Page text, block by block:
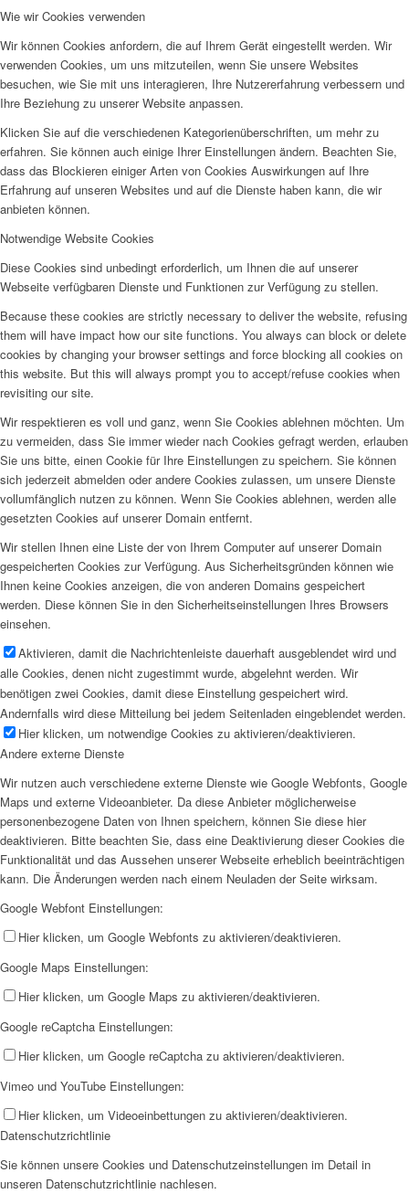
Wie wir Cookies verwenden
Wir können Cookies anfordern, die auf Ihrem Gerät eingestellt werden. Wir
verwenden Cookies, um uns mitzuteilen, wenn Sie unsere Websites
besuchen, wie Sie mit uns interagieren, Ihre Nutzererfahrung verbessern und
Ihre Beziehung zu unserer Website anpassen.
Klicken Sie auf die verschiedenen Kategorienüberschriften, um mehr zu
erfahren. Sie können auch einige Ihrer Einstellungen ändern. Beachten Sie,
dass das Blockieren einiger Arten von Cookies Auswirkungen auf Ihre
Erfahrung auf unseren Websites und auf die Dienste haben kann, die wir
anbieten können.
Notwendige Website Cookies
Diese Cookies sind unbedingt erforderlich, um Ihnen die auf unserer
Webseite verfügbaren Dienste und Funktionen zur Verfügung zu stellen.
Because these cookies are strictly necessary to deliver the website, refusing
them will have impact how our site functions. You always can block or delete
cookies by changing your browser settings and force blocking all cookies on
this website. But this will always prompt you to accept/refuse cookies when
revisiting our site.
Wir respektieren es voll und ganz, wenn Sie Cookies ablehnen möchten. Um
zu vermeiden, dass Sie immer wieder nach Cookies gefragt werden, erlauben
Sie uns bitte, einen Cookie für Ihre Einstellungen zu speichern. Sie können
sich jederzeit abmelden oder andere Cookies zulassen, um unsere Dienste
vollumfänglich nutzen zu können. Wenn Sie Cookies ablehnen, werden alle
gesetzten Cookies auf unserer Domain entfernt.
Wir stellen Ihnen eine Liste der von Ihrem Computer auf unserer Domain
gespeicherten Cookies zur Verfügung. Aus Sicherheitsgründen können wie
Ihnen keine Cookies anzeigen, die von anderen Domains gespeichert
werden. Diese können Sie in den Sicherheitseinstellungen Ihres Browsers
einsehen.
Aktivieren, damit die Nachrichtenleiste dauerhaft ausgeblendet wird und
alle Cookies, denen nicht zugestimmt wurde, abgelehnt werden. Wir
benötigen zwei Cookies, damit diese Einstellung gespeichert wird.
Andernfalls wird diese Mitteilung bei jedem Seitenladen eingeblendet werden.
Hier klicken, um notwendige Cookies zu aktivieren/deaktivieren.
Andere externe Dienste
Wir nutzen auch verschiedene externe Dienste wie Google Webfonts, Google
Maps und externe Videoanbieter. Da diese Anbieter möglicherweise
personenbezogene Daten von Ihnen speichern, können Sie diese hier
deaktivieren. Bitte beachten Sie, dass eine Deaktivierung dieser Cookies die
Funktionalität und das Aussehen unserer Webseite erheblich beeinträchtigen
kann. Die Änderungen werden nach einem Neuladen der Seite wirksam.
Google Webfont Einstellungen:
Hier klicken, um Google Webfonts zu aktivieren/deaktivieren.
Google Maps Einstellungen:
Hier klicken, um Google Maps zu aktivieren/deaktivieren.
Google reCaptcha Einstellungen:
Hier klicken, um Google reCaptcha zu aktivieren/deaktivieren.
Vimeo und YouTube Einstellungen:
Hier klicken, um Videoeinbettungen zu aktivieren/deaktivieren.
Datenschutzrichtlinie
Sie können unsere Cookies und Datenschutzeinstellungen im Detail in
unseren Datenschutzrichtlinie nachlesen.